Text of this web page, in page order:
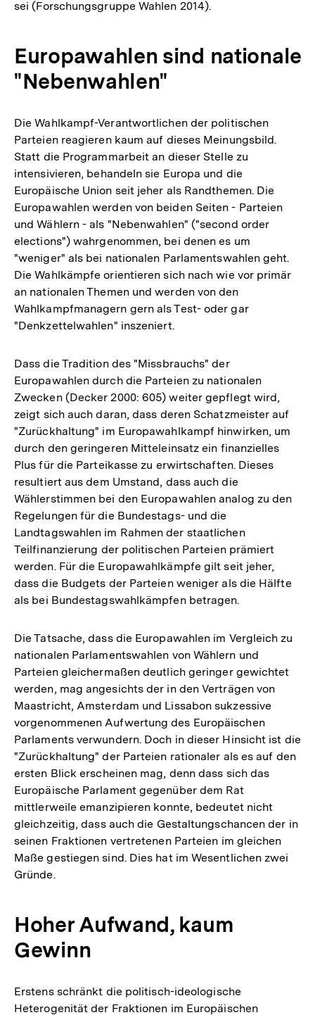
sei (Forschungsgruppe Wahlen 2014).
Europawahlen sind nationale
"Nebenwahlen"
Die Wahlkampf-Verantwortlichen der politischen
Parteien reagieren kaum auf dieses Meinungsbild.
Statt die Programmarbeit an dieser Stelle zu
intensivieren, behandeln sie Europa und die
Europäische Union seit jeher als Randthemen. Die
Europawahlen werden von beiden Seiten - Parteien
und Wählern - als "Nebenwahlen" ("second order
elections") wahrgenommen, bei denen es um
"weniger" als bei nationalen Parlamentswahlen geht.
Die Wahlkämpfe orientieren sich nach wie vor primär
an nationalen Themen und werden von den
Wahlkampfmanagern gern als Test- oder gar
"Denkzettelwahlen" inszeniert.
Dass die Tradition des "Missbrauchs" der
Europawahlen durch die Parteien zu nationalen
Zwecken (Decker 2000: 605) weiter gepflegt wird,
zeigt sich auch daran, dass deren Schatzmeister auf
"Zurückhaltung" im Europawahlkampf hinwirken, um
durch den geringeren Mitteleinsatz ein finanzielles
Plus für die Parteikasse zu erwirtschaften. Dieses
resultiert aus dem Umstand, dass auch die
Wählerstimmen bei den Europawahlen analog zu den
Regelungen für die Bundestags- und die
Landtagswahlen im Rahmen der staatlichen
Teilfinanzierung der politischen Parteien prämiert
werden. Für die Europawahlkämpfe gilt seit jeher,
dass die Budgets der Parteien weniger als die Hälfte
als bei Bundestagswahlkämpfen betragen.
Die Tatsache, dass die Europawahlen im Vergleich zu
nationalen Parlamentswahlen von Wählern und
Parteien gleichermaßen deutlich geringer gewichtet
werden, mag angesichts der in den Verträgen von
Maastricht, Amsterdam und Lissabon sukzessive
vorgenommenen Aufwertung des Europäischen
Parlaments verwundern. Doch in dieser Hinsicht ist die
"Zurückhaltung" der Parteien rationaler als es auf den
ersten Blick erscheinen mag, denn dass sich das
Europäische Parlament gegenüber dem Rat
mittlerweile emanzipieren konnte, bedeutet nicht
gleichzeitig, dass auch die Gestaltungschancen der in
seinen Fraktionen vertretenen Parteien im gleichen
Maße gestiegen sind. Dies hat im Wesentlichen zwei
Gründe.
Hoher Aufwand, kaum
Gewinn
Erstens schränkt die politisch-ideologische
Heterogenität der Fraktionen im Europäischen